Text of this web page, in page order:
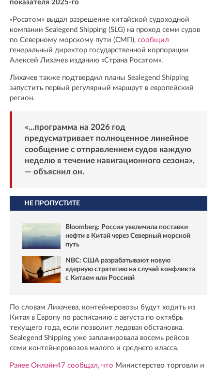
показателя 2025-го
«Росатом» выдал разрешение китайской судоходной
компании Sealegend Shipping (SLG) на проход семи судов
по Северному морскому пути (СМП), сообщил
генеральный директор государственной корпорации
Алексей Лихачев изданию «Страна Росатом».
Лихачев также подтвердил планы Sealegend Shipping
запустить первый регулярный маршрут в европейский
регион.
«...программа на 2026 год
предусматривает полноценное линейное
сообщение с отправлением судов каждую
неделю в течение навигационного сезона»,
— объяснил он.
НЕ ПРОПУСТИТЕ
Bloomberg: Россия увеличила поставки
нефти в Китай через Северный морской
путь
NBC: США разрабатывают новую
ядерную стратегию на случай конфликта
с Китаем или Россией
По словам Лихачева, контейнеровозы будут ходить из
Китая в Европу по расписанию с августа по октябрь
текущего года, если позволит ледовая обстановка.
Sealegend Shipping уже запланировала восемь рейсов
семи контейнеровозов малого и среднего класса.
Ранее Онлайн47 сообщал, что Министерство торговли и